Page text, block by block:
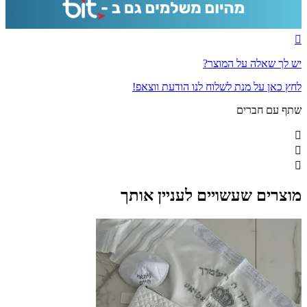
יש לך שאלה על המוצר?
לחץ כאן על מנת לשלוח לנו הודעת ווצאפ!
שתף עם חברים
מוצרים שעשויים לעניין אותך